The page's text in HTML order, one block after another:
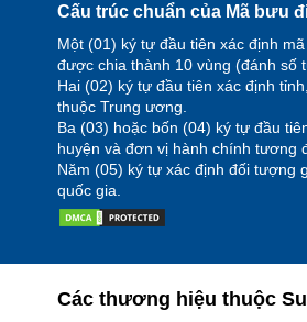
Cấu trúc chuẩn của Mã bưu
Một (01) ký tự đầu tiên xác định
được chia thành 10 vùng (đánh số
Hai (02) ký tự đầu tiên xác định
thuộc Trung ương.
Ba (03) hoặc bốn (04) ký tự đầu
huyện và đơn vị hành chính tương
Năm (05) ký tự xác định đối tượng
quốc gia.
Các thương hiệu thuộc